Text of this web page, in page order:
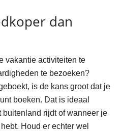
dan
vakantie activiteiten te
te bezoeken?
is de kans groot dat je
boeken. Dat is ideaal
rijdt of wanneer je
Houd er echter wel